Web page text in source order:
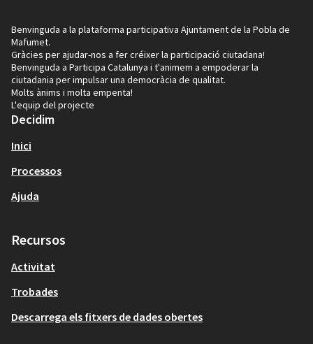
Benvinguda a la plataforma participativa Ajuntament de la Pobla de
Mafumet.
Gràcies per ajudar-nos a fer créixer la participació ciutadana!
Benvinguda a Participa Catalunya i t'animem a empoderar la
ciutadania per impulsar una democràcia de qualitat.
Molts ànims i molta empenta!
L'equip del projecte
Decidim
Inici
Processos
Ajuda
Recursos
Activitat
Trobades
Descarrega els fitxers de dades obertes